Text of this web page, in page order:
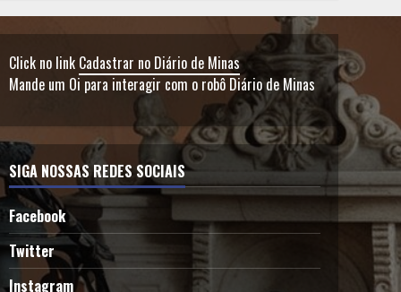
Click no link Cadastrar no Diário de Minas
Mande um Oi para interagir com o robô Diário de Minas
SIGA NOSSAS REDES SOCIAIS
Facebook
Twitter
Instagram